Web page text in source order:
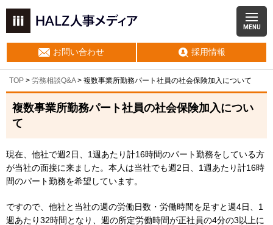
MENU
お問い合わせ 採用情報
TOP > 労務相談Q&A> 複数事業所勤務パート社員の社会保険加入について
複数事業所勤務パート社員の社会保険加入につい
て
現在、他社で週2日、1週あたり計16時間のパート勤務をしている方
が当社の面接に来ました。本人は当社でも週2日、1週あたり計16時
間のパート勤務を希望しています。
ですので、他社と当社の週の労働日数・労働時間を足すと週4日、1
週あたり32時間となり、週の所定労働時間が正社員の4分の3以上に